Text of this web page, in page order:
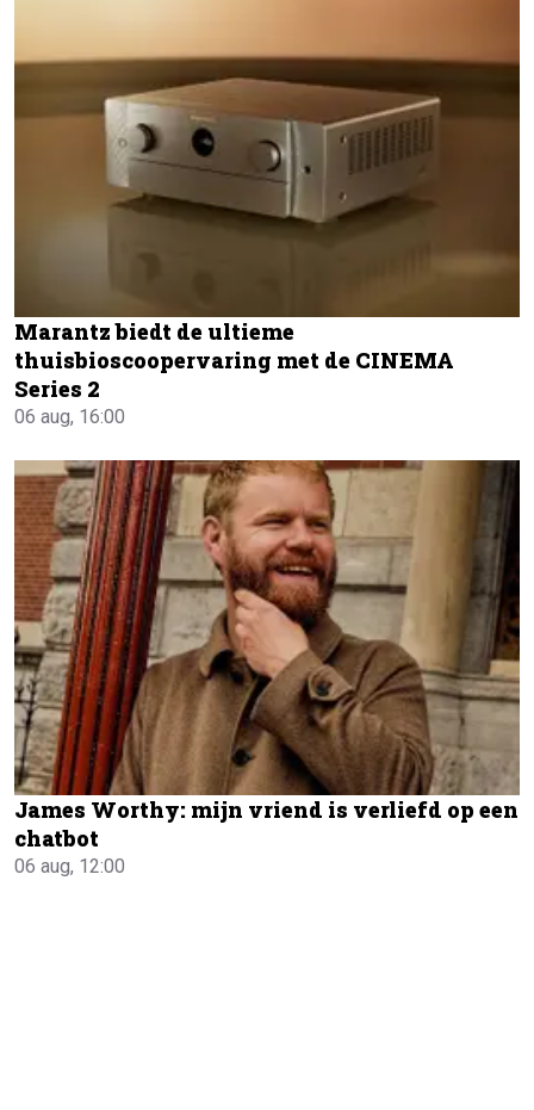
Marantz biedt de ultieme
thuisbioscoopervaring met de CINEMA
Series 2
06 aug, 16:00
James Worthy: mijn vriend is verliefd op een
chatbot
06 aug, 12:00